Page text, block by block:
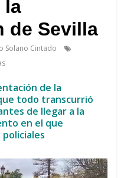
la
de Sevilla
Solano Cintado
de la
todo transcurrió
de llegar a la
en el que
policiales